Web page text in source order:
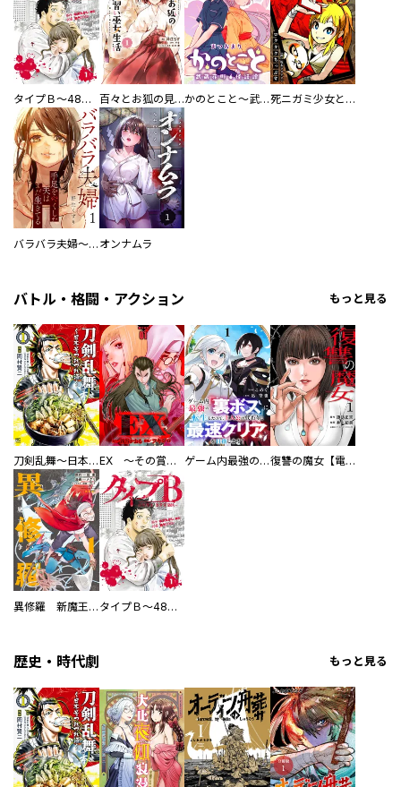
タイプＢ～48時間後、致死率100％～【単話】 百々とお狐の見習い巫女生活【単行本版】 かのとこと～武蔵花町怪話譚～ 【連載版】 死ニガミ少女とスマホ神
バラバラ夫婦～手足をなくした夫はまだ生きてる オンナムラ
バトル・格闘・アクション もっと見る
刀剣乱舞～日本号つれづれ酒～ EX ～その賞金稼ぎは、世界の出口を探す～【単行本版】 ゲーム内最強の『裏ボス』に転生したので、主人公の代わりに最速クリアを目指します！【電子単行本版】 復讐の魔女【電子単行本版】
異修羅 新魔王戦争 タイプＢ～48時間後、致死率100％～【単話】
歴史・時代劇 もっと見る